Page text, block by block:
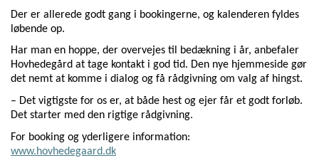
Der er allerede godt gang i bookingerne, og kalenderen fyldes
løbende op.
Har man en hoppe, der overvejes til bedækning i år, anbefaler
Hovhedegård at tage kontakt i god tid. Den nye hjemmeside gør
det nemt at komme i dialog og få rådgivning om valg af hingst.
– Det vigtigste for os er, at både hest og ejer får et godt forløb.
Det starter med den rigtige rådgivning.
For booking og yderligere information:
www.hovhedegaard.dk